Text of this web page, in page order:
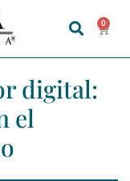
0
digital:
el